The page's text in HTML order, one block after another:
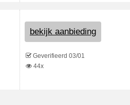
bekijk aanbieding
Geverifieerd 03/01
44x